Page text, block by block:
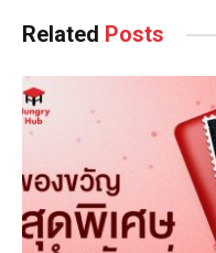
Related Posts